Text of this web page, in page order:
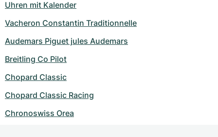
Uhren mit Kalender
Vacheron Constantin Traditionnelle
Audemars Piguet jules Audemars
Breitling Co Pilot
Chopard Classic
Chopard Classic Racing
Chronoswiss Orea